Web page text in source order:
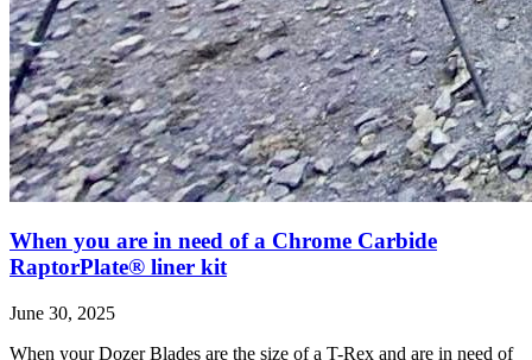
When you are in need of a Chrome Carbide
RaptorPlate® liner kit
June 30, 2025
When your Dozer Blades are the size of a T-Rex and are in need of